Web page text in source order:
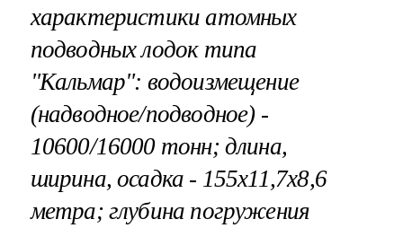
характеристики атомных
подводных лодок типа
"Кальмар": водоизмещение
(надводное/подводное) -
10600/16000 тонн; длина,
ширина, осадка - 155х11,7х8,6
метра; глубина погружения